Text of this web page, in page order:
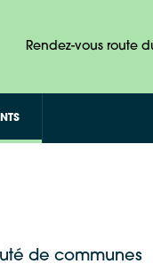
Rendez-vous route
de communes